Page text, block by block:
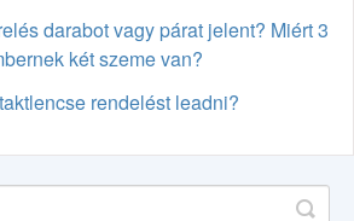
darabot vagy párat jelent? Miért 3
két szeme van?
rendelést leadni?